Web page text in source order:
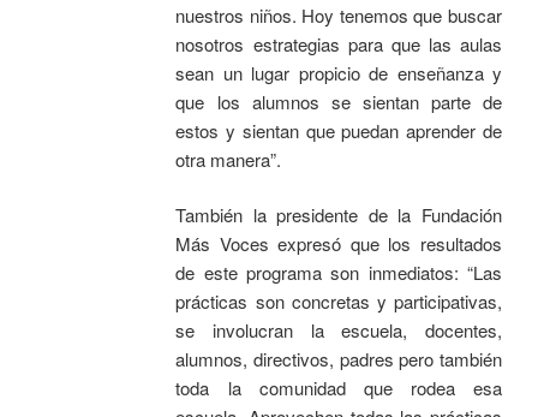
nuestros niños. Hoy tenemos que buscar
nosotros estrategias para que las aulas
sean un lugar propicio de enseñanza y
que los alumnos se sientan parte de
estos y sientan que puedan aprender de
otra manera”.
También la presidente de la Fundación
Más Voces expresó que los resultados
de este programa son inmediatos: “Las
prácticas son concretas y participativas,
se involucran la escuela, docentes,
alumnos, directivos, padres pero también
toda la comunidad que rodea esa